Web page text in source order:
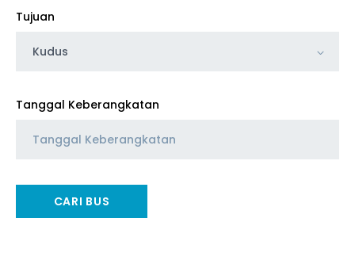
Tujuan
Kudus
Tanggal Keberangkatan
CARI BUS